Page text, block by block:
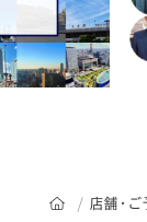
オーダース
店舗・ご